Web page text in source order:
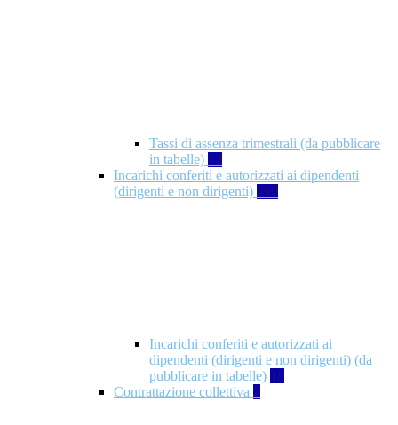
Tassi di assenza trimestrali (da pubblicare
in tabelle) 12
Incarichi conferiti e autorizzati ai dipendenti
(dirigenti e non dirigenti) 490
Incarichi conferiti e autorizzati ai
dipendenti (dirigenti e non dirigenti) (da
pubblicare in tabelle) 18
Contrattazione collettiva 2